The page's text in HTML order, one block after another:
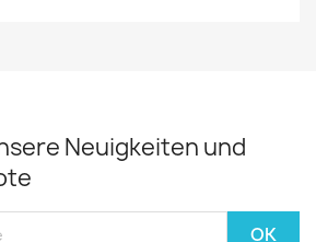
Neuigkeiten und